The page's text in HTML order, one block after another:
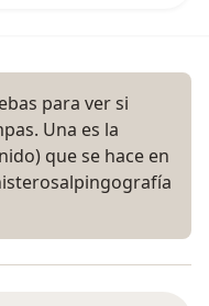
para ver si
Una es la
que se hace en